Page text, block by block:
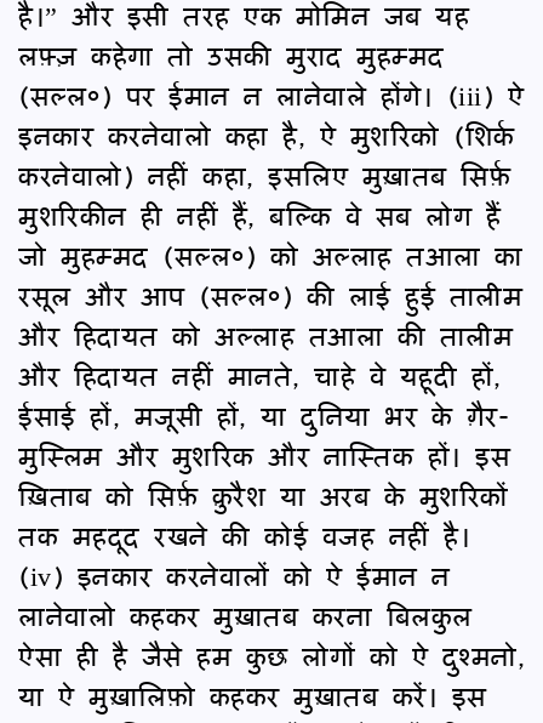
है।” और इसी तरह एक मोमिन जब यह
लफ़्ज़ कहेगा तो उसकी मुराद मुहम्मद
(सल्ल०) पर ईमान न लानेवाले होंगे। (iii) ऐ
इनकार करनेवालो कहा है, ऐ मुशरिको (शिर्क
करनेवालो) नहीं कहा, इसलिए मुख़ातब सिर्फ़
मुशरिकीन ही नहीं हैं, बल्कि वे सब लोग हैं
जो मुहम्मद (सल्ल०) को अल्लाह तआला का
रसूल और आप (सल्ल०) की लाई हुई तालीम
और हिदायत को अल्लाह तआला की तालीम
और हिदायत नहीं मानते, चाहे वे यहूदी हों,
ईसाई हों, मजूसी हों, या दुनिया भर के ग़ैर-
मुस्लिम और मुशरिक और नास्तिक हों। इस
ख़िताब को सिर्फ़ क़ुरैश या अरब के मुशरिकों
तक महदूद रखने की कोई वजह नहीं है।
(iv) इनकार करनेवालों को ऐ ईमान न
लानेवालो कहकर मुख़ातब करना बिलकुल
ऐसा ही है जैसे हम कुछ लोगों को ऐ दुश्मनो,
या ऐ मुख़ालिफ़ो कहकर मुख़ातब करें। इस